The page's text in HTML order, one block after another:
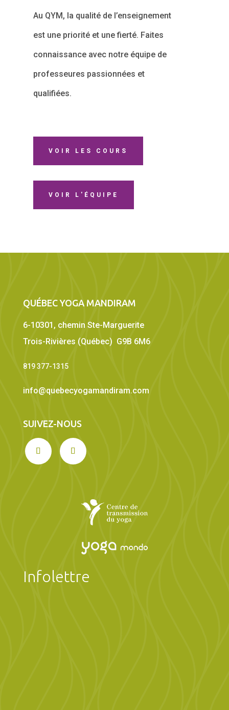
Au QYM, la qualité de l’enseignement
est une priorité et une fierté. Faites
connaissance avec notre équipe de
professeures passionnées et
qualifiées.
VOIR LES COURS
VOIR L'ÉQUIPE
QUÉBEC YOGA MANDIRAM
6-10301, chemin Ste-Marguerite
Trois-Rivières (Québec) G9B 6M6
819 377-1315
info@quebecyogamandiram.com
SUIVEZ-NOUS
Infolettre